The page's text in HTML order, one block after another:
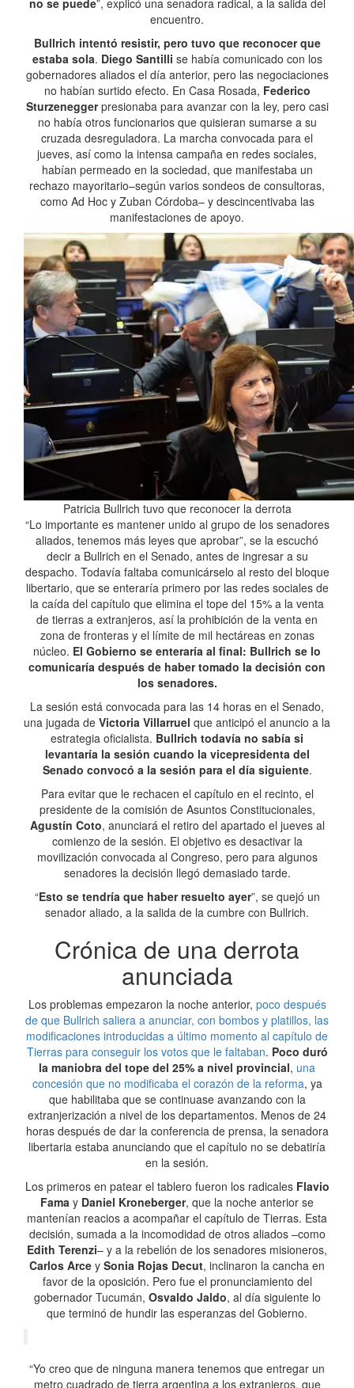
no se puede”, explicó una senadora radical, a la salida del
encuentro.
Bullrich intentó resistir, pero tuvo que reconocer que
estaba sola. Diego Santilli se había comunicado con los
gobernadores aliados el día anterior, pero las negociaciones
no habían surtido efecto. En Casa Rosada, Federico
Sturzeneggerpresionaba para avanzar con la ley, pero casi
no había otros funcionarios que quisieran sumarse a su
cruzada desreguladora. La marcha convocada para el
jueves, así como la intensa campaña en redes sociales,
habían permeado en la sociedad, que manifestaba un
rechazo mayoritario–según varios sondeos de consultoras,
como Ad Hoc y Zuban Córdoba– y descincentivaba las
manifestaciones de apoyo.
Patricia Bullrich tuvo que reconocer la derrota
“Lo importante es mantener unido al grupo de los senadores
aliados, tenemos más leyes que aprobar”, se la escuchó
decir a Bullrich en el Senado, antes de ingresar a su
despacho. Todavía faltaba comunicárselo al resto del bloque
libertario, que se enteraría primero por las redes sociales de
la caída del capítulo que elimina el tope del 15% a la venta
de tierras a extranjeros, así la prohibición de la venta en
zona de fronteras y el límite de mil hectáreas en zonas
núcleo. El Gobierno se enteraría al final: Bullrich se lo
comunicaría después de haber tomado la decisión con
los senadores.
La sesión está convocada para las 14 horas en el Senado,
una jugada de Victoria Villarruel que anticipó el anuncio a la
estrategia oficialista. Bullrich todavía no sabía si
levantaría la sesión cuando la vicepresidenta del
Senado convocó a la sesión para el día siguiente.
Para evitar que le rechacen el capítulo en el recinto, el
presidente de la comisión de Asuntos Constitucionales,
Agustín Coto, anunciará el retiro del apartado el jueves al
comienzo de la sesión. El objetivo es desactivar la
movilización convocada al Congreso, pero para algunos
senadores la decisión llegó demasiado tarde.
“Esto se tendría que haber resuelto ayer”, se quejó un
senador aliado, a la salida de la cumbre con Bullrich.
Crónica de una derrota
anunciada
Los problemas empezaron la noche anterior, poco después
de que Bullrich saliera a anunciar, con bombos y platillos, las
modificaciones introducidas a último momento al capítulo de
Tierras para conseguir los votos que le faltaban. Poco duró
la maniobra del tope del 25% a nivel provincial, una
concesión que no modificaba el corazón de la reforma, ya
que habilitaba que se continuase avanzando con la
extranjerización a nivel de los departamentos. Menos de 24
horas después de dar la conferencia de prensa, la senadora
libertaria estaba anunciando que el capítulo no se debatiría
en la sesión.
Los primeros en patear el tablero fueron los radicales Flavio
Fama y Daniel Kroneberger, que la noche anterior se
mantenían reacios a acompañar el capítulo de Tierras. Esta
decisión, sumada a la incomodidad de otros aliados –como
Edith Terenzi– y a la rebelión de los senadores misioneros,
Carlos Arce y Sonia Rojas Decut, inclinaron la cancha en
favor de la oposición. Pero fue el pronunciamiento del
gobernador Tucumán, Osvaldo Jaldo, al día siguiente lo
que terminó de hundir las esperanzas del Gobierno.
“Yo creo que de ninguna manera tenemos que entregar un
metro cuadrado de tierra argentina a los extranjeros, que